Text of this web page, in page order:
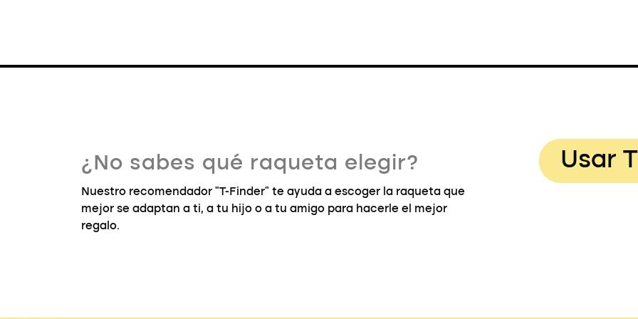
¿No sabes qué raqueta elegir?
Nuestro recomendador "T-Finder" te ayuda a escoger la raqueta que
mejor se adaptan a ti, a tu hijo o a tu amigo para hacerle el mejor
regalo.
Usar